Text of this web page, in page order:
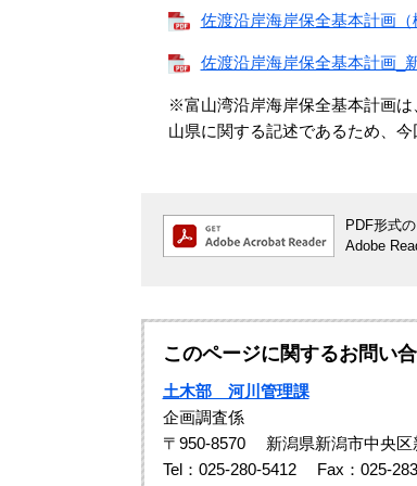
佐渡沿岸海岸保全基本計画
佐渡沿岸海岸保全基本計画_
※富山湾沿岸海岸保全基本計画
山県に関する記述であるため、
PDF形式
Adobe
このページに関するお問い
土木部 河川管理課
企画調査係
〒950-8570
新潟県新潟市中央
Tel：025-280-5412
Fax：025-